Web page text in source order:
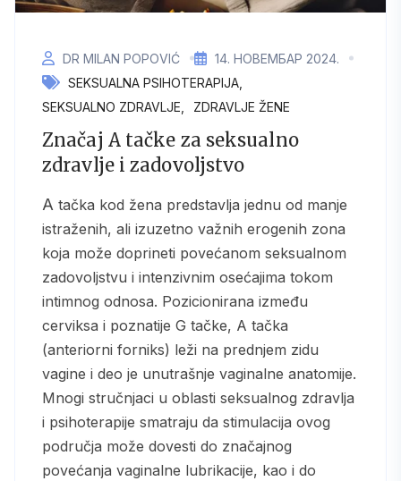
DR MILAN POPOVIĆ
14. НОВЕМБАР 2024.
SEKSUALNA PSIHOTERAPIJA
SEKSUALNO ZDRAVLJE
ZDRAVLJE ŽENE
Značaj A tačke za seksualno
zdravlje i zadovoljstvo
A tačka kod žena predstavlja jednu od manje
istraženih, ali izuzetno važnih erogenih zona
koja može doprineti povećanom seksualnom
zadovoljstvu i intenzivnim osećajima tokom
intimnog odnosa. Pozicionirana između
cerviksa i poznatije G tačke, A tačka
(anteriorni forniks) leži na prednjem zidu
vagine i deo je unutrašnje vaginalne anatomije.
Mnogi stručnjaci u oblasti seksualnog zdravlja
i psihoterapije smatraju da stimulacija ovog
područja može dovesti do značajnog
povećanja vaginalne lubrikacije, kao i do